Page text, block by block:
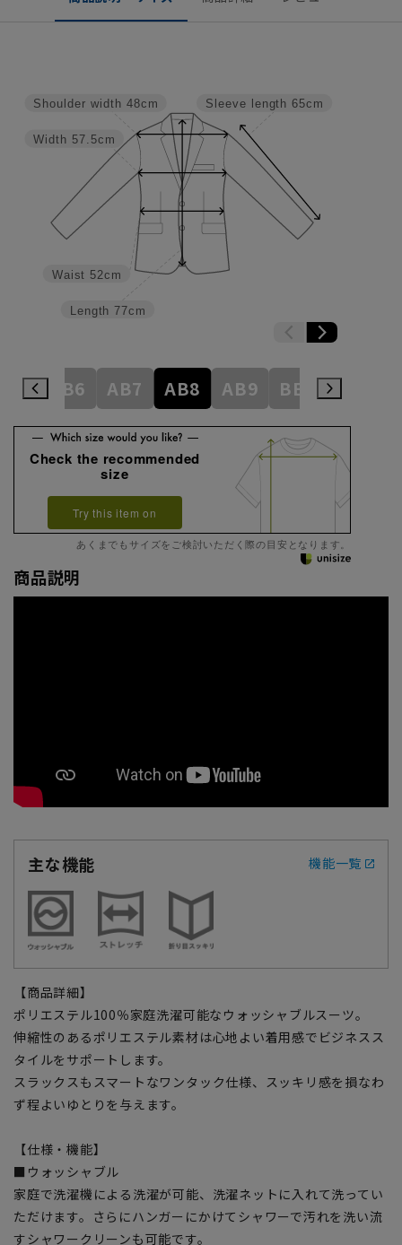
Sleeve length 65cm
Length 77cm
Waist 52cm
Width 57.5cm
Shoulder width 48cm
AB6 AB7 AB8 AB9 BE3 BE4
Check the recommended
size
Try this item on
あくまでもサイズをご検討いただく際の目安となります。
商品説明
主な機能 機能一覧
【商品詳細】
ポリエステル100％家庭洗濯可能なウォッシャブルスーツ。
伸縮性のあるポリエステル素材は心地よい着用感でビジネスス
タイルをサポートします。
スラックスもスマートなワンタック仕様、スッキリ感を損なわ
ず程よいゆとりを与えます。
【仕様・機能】
■ウォッシャブル
家庭で洗濯機による洗濯が可能、洗濯ネットに入れて洗ってい
ただけます。さらにハンガーにかけてシャワーで汚れを洗い流
すシャワークリーンも可能です。